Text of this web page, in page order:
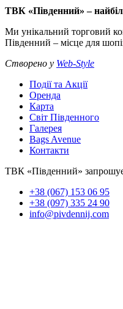
ТВК «Південний» –
Ми унікальний торговий
Південний – місце для
Створено у Web-Style
Події та Акції
Оренда
Карта
Світ Південного
Галерея
Bags Avenue
Контакти
ТВК «Південний» запрошує
+38 (067) 153 06 95
+38 (097) 335 24 90
info@pivdennij.com